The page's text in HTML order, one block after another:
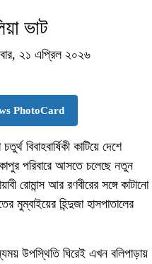
ভাট
২১ এপ্রিল ২০২৬
PhotoCard
বিবাহবার্ষিকী কাটিয়ে দেশে
পরিবারে আসতে চলেছে নতুন
রোমান্স আর রণবীরের সঙ্গে কাটানো
মুম্বাইয়ের হিন্দুজা হাসপাতালের
উপস্থিতি ঘিরেই এখন বলিপাড়ায়